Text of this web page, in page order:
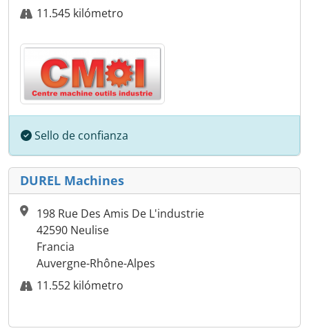
11.545 kilómetro
Sello de confianza
DUREL Machines
198 Rue Des Amis De L'industrie
42590 Neulise
Francia
Auvergne-Rhône-Alpes
11.552 kilómetro